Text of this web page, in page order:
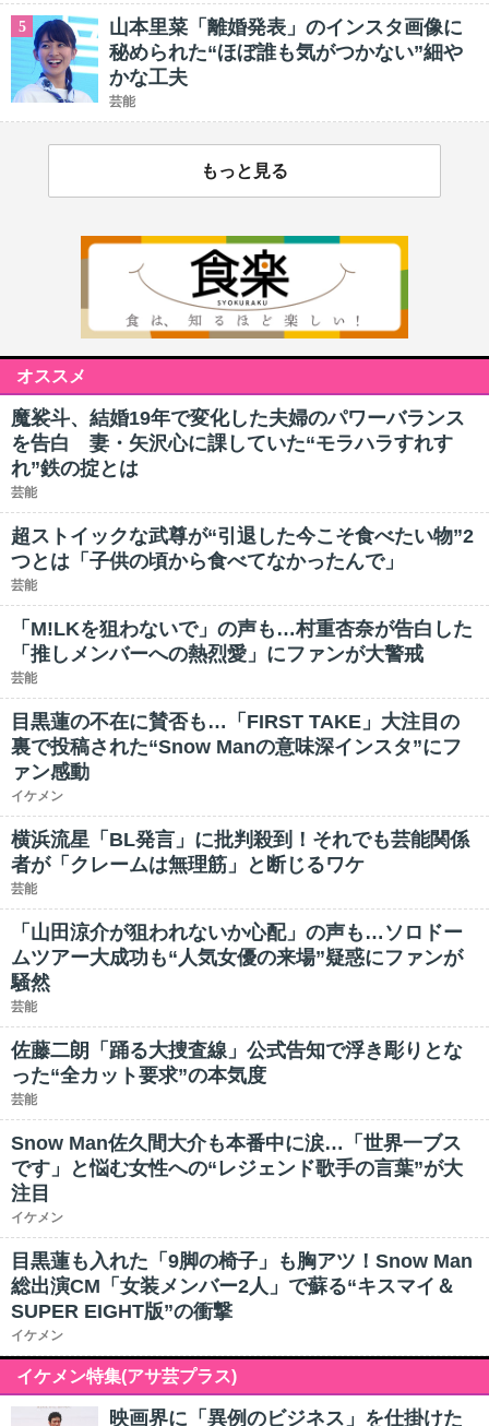
5
山本里菜「離婚発表」のインスタ画像に
秘められた“ほぼ誰も気がつかない”細や
かな工夫
芸能
もっと見る
オススメ
魔裟斗、結婚19年で変化した夫婦のパワーバランス
を告白 妻・矢沢心に課していた“モラハラすれす
れ”鉄の掟とは
芸能
超ストイックな武尊が“引退した今こそ食べたい物”2
つとは「子供の頃から食べてなかったんで」
芸能
「M!LKを狙わないで」の声も…村重杏奈が告白した
「推しメンバーへの熱烈愛」にファンが大警戒
芸能
目黒蓮の不在に賛否も…「FIRST TAKE」大注目の
裏で投稿された“Snow Manの意味深インスタ”にフ
ァン感動
イケメン
横浜流星「BL発言」に批判殺到！それでも芸能関係
者が「クレームは無理筋」と断じるワケ
芸能
「山田涼介が狙われないか心配」の声も…ソロドー
ムツアー大成功も“人気女優の来場”疑惑にファンが
騒然
芸能
佐藤二朗「踊る大捜査線」公式告知で浮き彫りとな
った“全カット要求”の本気度
芸能
Snow Man佐久間大介も本番中に涙…「世界一ブス
です」と悩む女性への“レジェンド歌手の言葉”が大
注目
イケメン
目黒蓮も入れた「9脚の椅子」も胸アツ！Snow Man
総出演CM「女装メンバー2人」で蘇る“キスマイ＆
SUPER EIGHT版”の衝撃
イケメン
イケメン特集(アサ芸プラス)
映画界に「異例のビジネス」を仕掛けた